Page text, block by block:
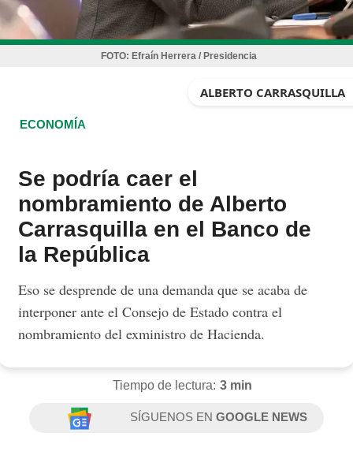
FOTO: Efraín Herrera / Presidencia
ALBERTO CARRASQUILLA
ECONOMÍA
Se podría caer el
nombramiento de Alberto
Carrasquilla en el Banco de
la República
Eso se desprende de una demanda que se acaba de
interponer ante el Consejo de Estado contra el
nombramiento del exministro de Hacienda.
Tiempo de lectura: 3 min
SÍGUENOS ENGOOGLE NEWS